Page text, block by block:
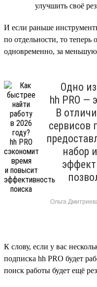
улучшить своё
И если раньше
по отдельности, то теперь
одновременно, за меньшую
Одно
hh PRO —
В
сервисов
набор
Ольга
К слову, если у вас
подписка hh PRO будет
поиск работы будет ещё